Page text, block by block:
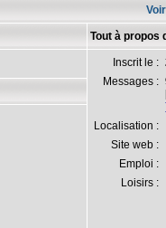
Tout à propos
Inscrit le :
Messages :
Localisation :
Site web :
Emploi :
Loisirs :